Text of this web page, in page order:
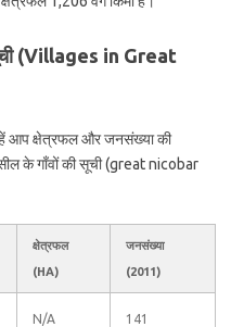
(Villages in Great
आप क्षेत्रफल और जनसंख्या की
के गाँवों की सूची (great nicobar
क्षेत्रफल
(HA)
जनसंख्या
(2011)
N/A 141